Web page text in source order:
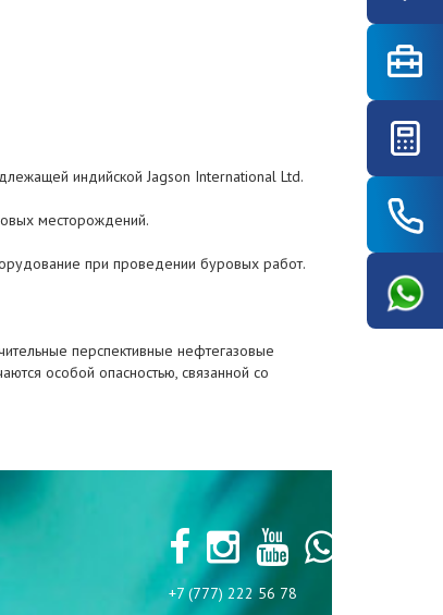
индийской Jagson International Ltd.
месторождений.
при проведении буровых работ.
перспективные нефтегазовые
особой опасностью, связанной со
+7 (777) 222 56 78